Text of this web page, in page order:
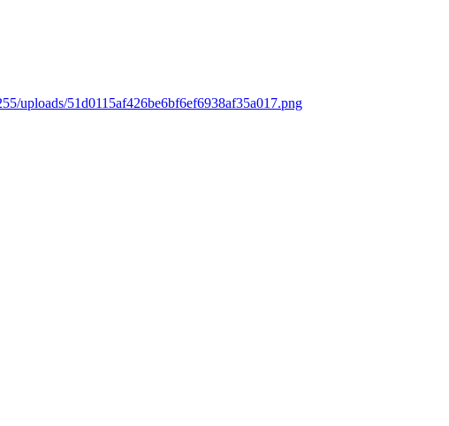
uploads/51d0115af426be6bf6ef6938af35a017.png